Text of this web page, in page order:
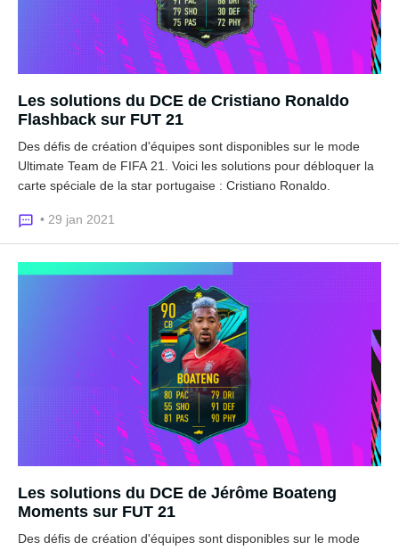
Les solutions du DCE de Cristiano Ronaldo
Flashback sur FUT 21
Des défis de création d'équipes sont disponibles sur le mode
Ultimate Team de FIFA 21. Voici les solutions pour débloquer la
carte spéciale de la star portugaise : Cristiano Ronaldo.
• 29 jan 2021
Les solutions du DCE de Jérôme Boateng
Moments sur FUT 21
Des défis de création d'équipes sont disponibles sur le mode